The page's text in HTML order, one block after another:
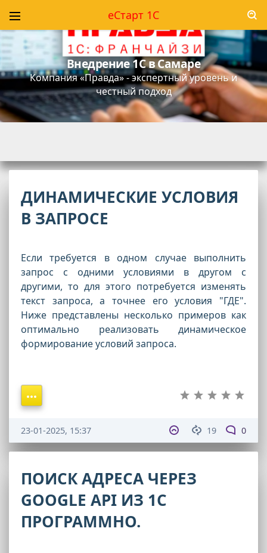
еСтарт 1С
Технологическая платформа 8.5, версия
8.5.1.1150
ДИНАМИЧЕСКИЕ УСЛОВИЯ
В ЗАПРОСЕ
Если требуется в одном случае выполнить
запрос с одними условиями в другом с
другими, то для этого потребуется изменять
текст запроса, а точнее его условия "ГДЕ".
Ниже представлены несколько примеров как
оптимально реализовать динамическое
формирование условий запроса.
19 0
23-01-2025, 15:37
ПОИСК АДРЕСА ЧЕРЕЗ
GOOGLE API ИЗ 1С
ПРОГРАММНО.